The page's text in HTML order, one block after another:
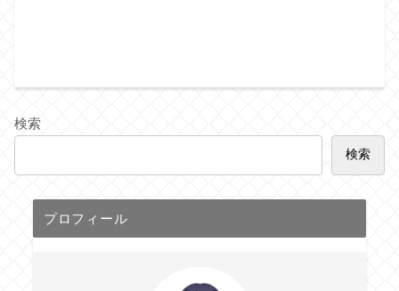
検索
検索
プロフィール